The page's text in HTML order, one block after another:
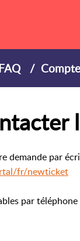
demande par
fr/newticket
par téléphone